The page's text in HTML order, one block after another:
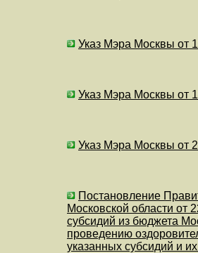
Указ Мэра Москвы от
Указ Мэра Москвы от
Указ Мэра Москвы от
Постановление
Московской области от
субсидий из бюджета
проведению
указанных субсидий и